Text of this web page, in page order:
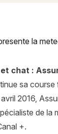
la
chat :
sa course
2016,
de
+.